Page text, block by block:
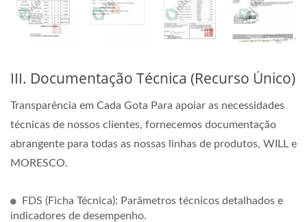
III. Documentação Técnica (Recurso Único)
Transparência em Cada Gota Para apoiar as necessidades
técnicas de nossos clientes, fornecemos documentação
abrangente para todas as nossas linhas de produtos, WILL e
MORESCO.
FDS (Ficha Técnica): Parâmetros técnicos detalhados e
indicadores de desempenho.